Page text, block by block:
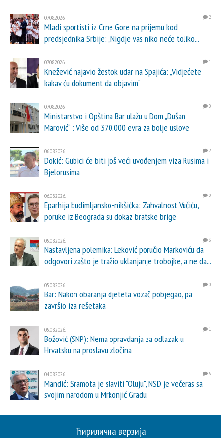
07.08.2026. 2
Mladi sportisti iz Crne Gore na prijemu kod
predsjednika Srbije: „Nigdje vas niko neće toliko...
07.08.2026. 1
Knežević najavio žestok udar na Spajića: „Vidjećete
kakav ću dokument da objavim“
07.08.2026. 0
Ministarstvo i Opština Bar ulažu u Dom „Dušan
Marović“ : Više od 370.000 evra za bolje uslove
06.08.2026. 2
Dokić: Gubici će biti još veći uvođenjem viza Rusima i
Bjelorusima
06.08.2026. 0
Eparhija budimljansko-nikšićka: Zahvalnost Vučiću,
poruke iz Beograda su dokaz bratske brige
05.08.2026. 6
Nastavljena polemika: Leković poručio Markoviću da
odgovori zašto je tražio uklanjanje trobojke, a ne da...
05.08.2026. 0
Bar: Nakon obaranja djeteta vozač pobjegao, pa
završio iza rešetaka
05.08.2026. 1
Božović (SNP): Nema opravdanja za odlazak u
Hrvatsku na proslavu zločina
04.08.2026. 6
Mandić: Sramota je slaviti "Oluju", NSD je večeras sa
svojim narodom u Mrkonjić Gradu
Ћирилична верзија